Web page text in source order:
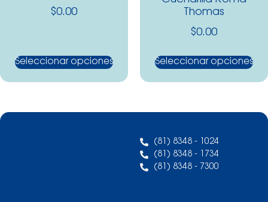
$0.00
Seleccionar opciones
Thomas
$0.00
Seleccionar opciones
(81) 8348 - 1024
(81) 8348 - 1734
(81) 8348 - 7300